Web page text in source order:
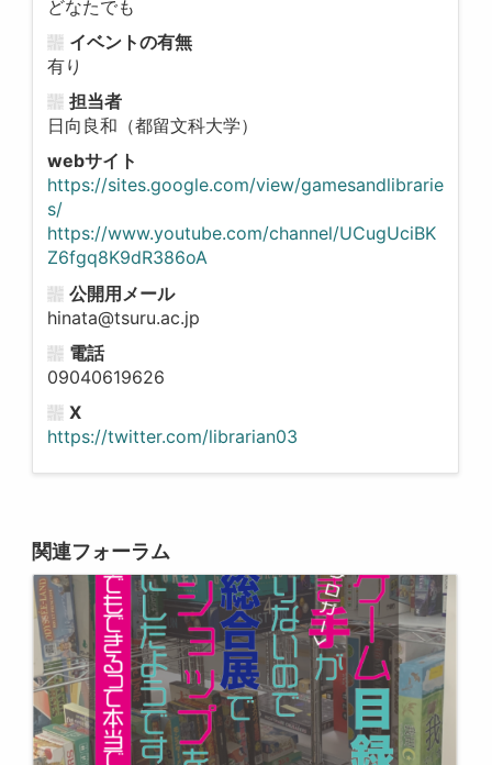
どなたでも
イベントの有無
有り
担当者
日向良和（都留文科大学）
webサイト
https://sites.google.com/view/gamesandlibrarie
s/
https://www.youtube.com/channel/UCugUciBK
Z6fgq8K9dR386oA
公開用メール
hinata@tsuru.ac.jp
電話
09040619626
X
https://twitter.com/librarian03
関連フォーラム